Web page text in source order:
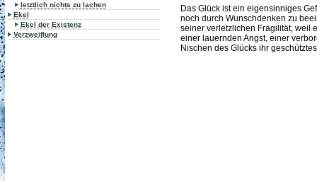
letztlich nichts zu lachen
Ekel
Ekel der Existenz
Verzweiflung
Das Glück ist ein eigensinniges
noch durch Wunschdenken zu
seiner verletzlichen Fragilität, weil
einer lauernden Angst, einer
Nischen des Glücks ihr